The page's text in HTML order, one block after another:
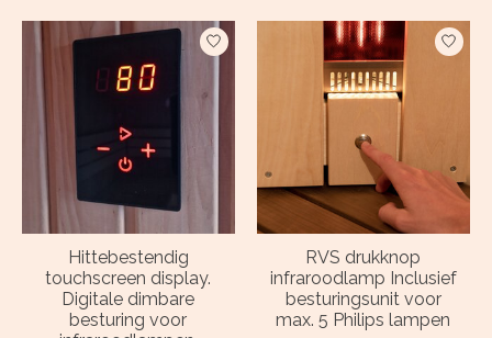
Hittebestendig
touchscreen display.
Digitale dimbare
besturing voor
RVS drukknop
infraroodlamp Inclusief
besturingsunit voor
max. 5 Philips lampen